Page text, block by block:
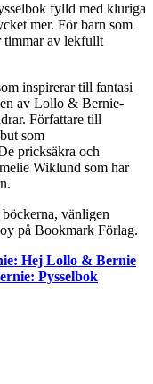
fylld med kluriga
mer. För barn som
timmar av lekfullt
inspirerar till fantasi
av Lollo & Bernie-
Författare till
som
pricksäkra och
Wiklund som har
vänligen
på Bookmark Förlag.
Hej Lollo & Bernie
Pysselbok